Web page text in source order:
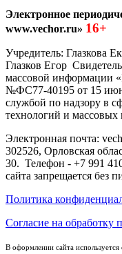
Электронное
www.vechor.ru» 16+
Учредитель: Глазкова
Глазков Егор
массовой информации
№ФС77-40195 от 15
службой по надзору в
технологий и
Электронная почта:
302526, Орловская
30. Телефон - +7 991
сайта запрещается без
Политика
Согласие на обработку
В оформлении сайта